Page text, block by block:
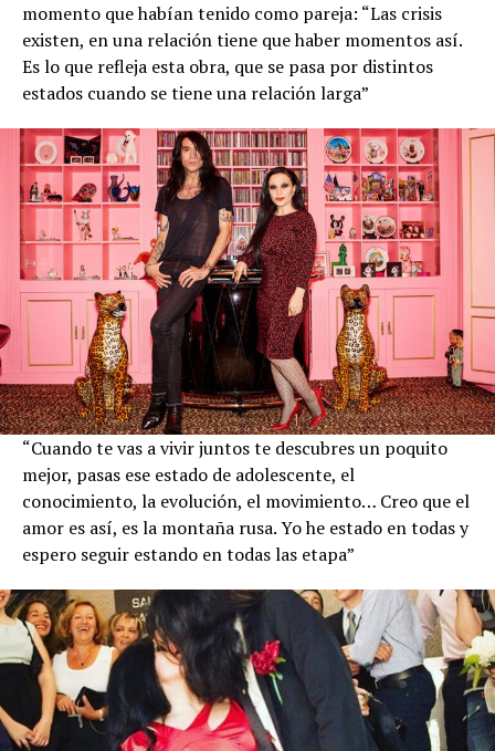
momento que habían tenido como pareja: “Las crisis
existen, en una relación tiene que haber momentos así.
Es lo que refleja esta obra, que se pasa por distintos
estados cuando se tiene una relación larga”
“Cuando te vas a vivir juntos te descubres un poquito
mejor, pasas ese estado de adolescente, el
conocimiento, la evolución, el movimiento… Creo que el
amor es así, es la montaña rusa. Yo he estado en todas y
espero seguir estando en todas las etapa”